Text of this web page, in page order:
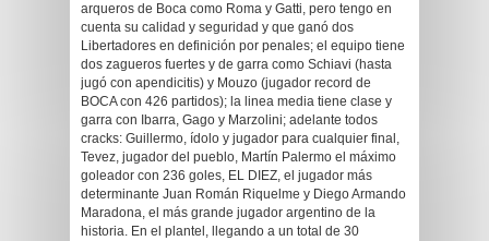
arqueros de Boca como Roma y Gatti, pero tengo en
cuenta su calidad y seguridad y que ganó dos
Libertadores en definición por penales; el equipo tiene
dos zagueros fuertes y de garra como Schiavi (hasta
jugó con apendicitis) y Mouzo (jugador record de
BOCA con 426 partidos); la linea media tiene clase y
garra con Ibarra, Gago y Marzolini; adelante todos
cracks: Guillermo, ídolo y jugador para cualquier final,
Tevez, jugador del pueblo, Martín Palermo el máximo
goleador con 236 goles, EL DIEZ, el jugador más
determinante Juan Román Riquelme y Diego Armando
Maradona, el más grande jugador argentino de la
historia. En el plantel, llegando a un total de 30